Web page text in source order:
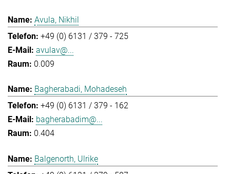
Avula, Nikhil
+49 (0) 6131 / 379 - 725
avulav@...
0.009
Bagherabadi, Mohadeseh
+49 (0) 6131 / 379 - 162
bagherabadim@...
0.404
Balgenorth, Ulrike